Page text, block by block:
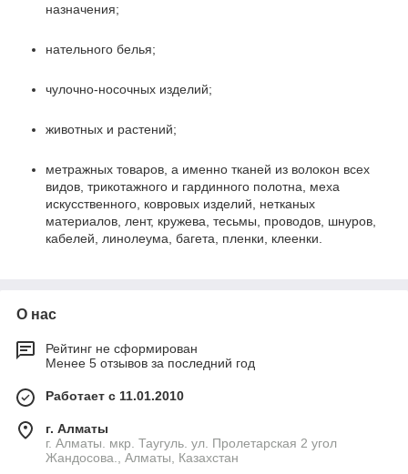
назначения;
нательного белья;
чулочно-носочных изделий;
животных и растений;
метражных товаров, а именно тканей из волокон всех
видов, трикотажного и гардинного полотна, меха
искусственного, ковровых изделий, нетканых
материалов, лент, кружева, тесьмы, проводов, шнуров,
кабелей, линолеума, багета, пленки, клеенки.
О нас
Рейтинг не сформирован
Менее 5 отзывов за последний год
Работает с 11.01.2010
г. Алматы
г. Алматы. мкр. Таугуль. ул. Пролетарская 2 угол
Жандосова., Алматы, Казахстан